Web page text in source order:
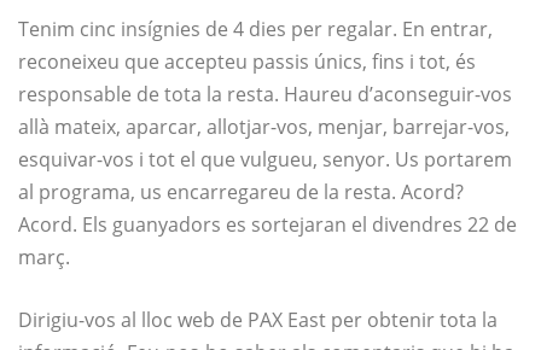
Tenim cinc insígnies de 4 dies per regalar. En entrar,
reconeixeu que accepteu passis únics, fins i tot, és
responsable de tota la resta. Haureu d’aconseguir-vos
allà mateix, aparcar, allotjar-vos, menjar, barrejar-vos,
esquivar-vos i tot el que vulgueu, senyor. Us portarem
al programa, us encarregareu de la resta. Acord?
Acord. Els guanyadors es sortejaran el divendres 22 de
març.
Dirigiu-vos al lloc web de PAX East per obtenir tota la